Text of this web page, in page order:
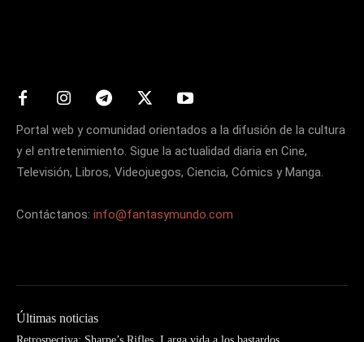
Portal web y comunidad orientados a la difusión de la cultura
y el entretenimiento. Sigue la actualidad diaria en Cine,
Televisión, Libros, Videojuegos, Ciencia, Cómics y Manga.
Contáctanos: info@fantasymundo.com
Últimas noticias